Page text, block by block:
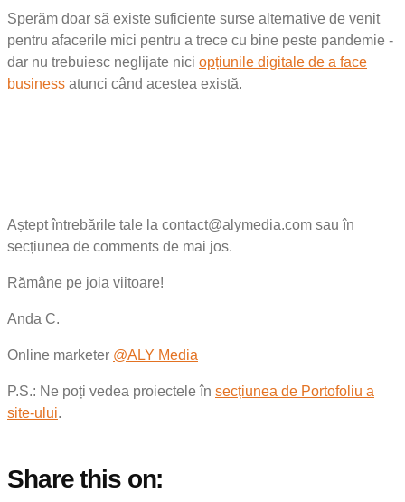
Sperăm doar să existe suficiente surse alternative de venit
pentru afacerile mici pentru a trece cu bine peste pandemie -
dar nu trebuiesc neglijate nici opțiunile digitale de a face
business atunci când acestea există.
Aștept întrebările tale la contact@alymedia.com sau în
secțiunea de comments de mai jos.
Rămâne pe joia viitoare!
Anda C.
Online marketer @ALY Media
P.S.: Ne poți vedea proiectele în secțiunea de Portofoliu a
site-ului.
Share this on: